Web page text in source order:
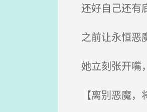
还好自己还有
之前让永恒恶
她立刻张开嘴
【离别恶魔，